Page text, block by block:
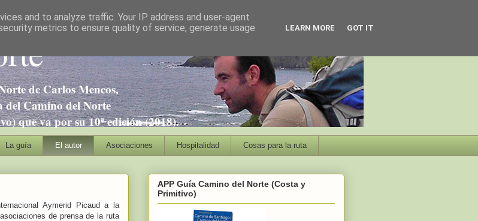
de Carlos Mencos,
Camino del Norte
que va por su 10ª edición (2018).
La guía El autor Asociaciones Hospitalidad Cosas para la ruta
Aymerid Picaud a la
de prensa de la ruta
APP Guía Camino del Norte (Costa y
Primitivo)
and to analyze traffic. Your IP address and user-agent
metrics to ensure quality of service, generate usage
LEARN MORE GOT IT